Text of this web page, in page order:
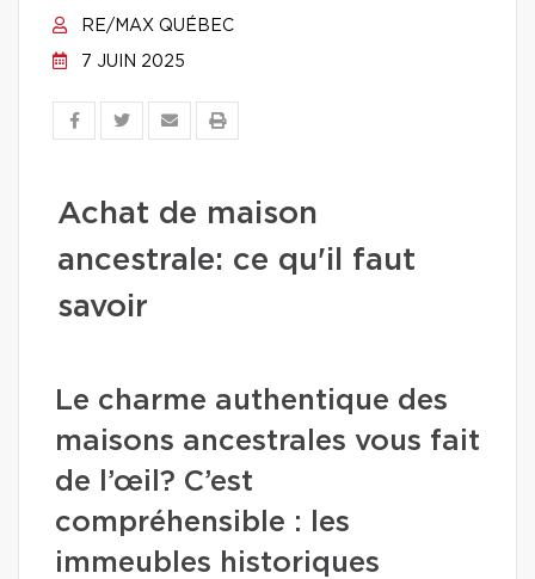
RE/MAX QUÉBEC
7 JUIN 2025
Achat de maison
ancestrale: ce qu'il faut
savoir
Le charme authentique des
maisons ancestrales vous fait
de l’œil? C’est
compréhensible : les
immeubles historiques